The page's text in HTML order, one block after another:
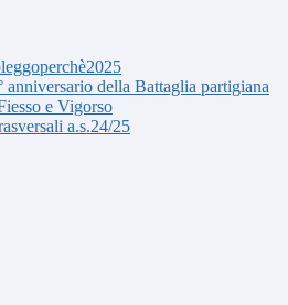
anniversario della Battaglia partigiana
e Vigorso
a.s.24/25